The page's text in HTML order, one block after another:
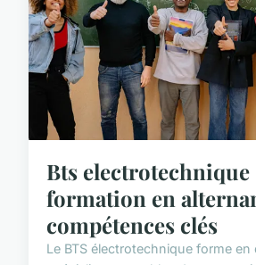
Bts electrotechnique
formation en
compétences clés
Le BTS électrotechnique forme en